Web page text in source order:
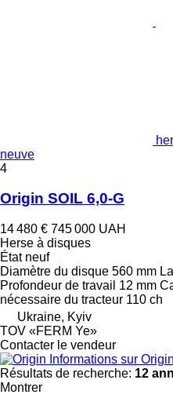
neuve
4
Origin SOIL 6,0-G
14 480 € 745 000 UAH
Herse à disques
Étatneuf
Diamètre du disque 560 mm
Profondeur de travail 12 mm
nécessaire du tracteur 110 ch
Ukraine, Kyiv
TOV «FERM Ye»
Contacter le vendeur
Informations sur Origin
Résultats de recherche: 12
Montrer